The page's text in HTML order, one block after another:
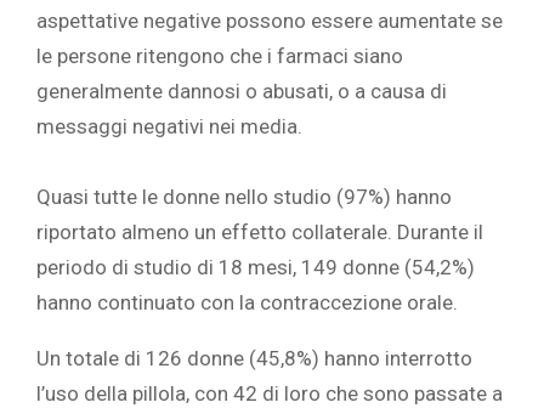
aspettative negative possono essere aumentate se
le persone ritengono che i farmaci siano
generalmente dannosi o abusati, o a causa di
messaggi negativi nei media.
Quasi tutte le donne nello studio (97%) hanno
riportato almeno un effetto collaterale. Durante il
periodo di studio di 18 mesi, 149 donne (54,2%)
hanno continuato con la contraccezione orale.
Un totale di 126 donne (45,8%) hanno interrotto
l’uso della pillola, con 42 di loro che sono passate a